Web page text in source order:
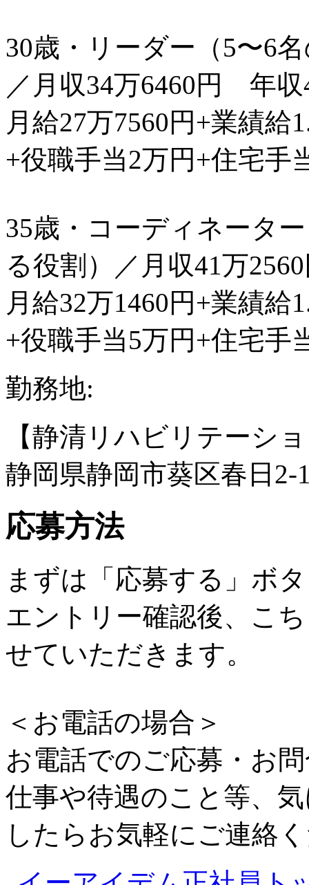
30歳・リーダー（5〜6
／月収34万6460円 年収
月給27万7560円+業績給
+役職手当2万円+住宅手
35歳・コーディネータ
る役割）／月収41万
月給32万1460円+業績給
+役職手当5万円+住宅手
勤務地:
【静清リハビリテーシ
静岡県静岡市葵区春日2-
応募方法
まずは「応募する」ボ
エントリー確認後、こ
せていただきます。
＜お電話の場合＞
お電話でのご応募・お
仕事や待遇のこと等、
したらお気軽にご連絡